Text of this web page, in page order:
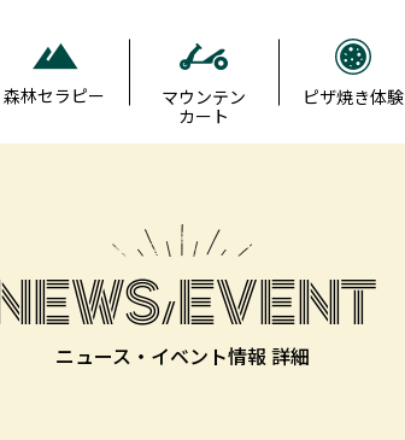
森林セラピー
マウンテン
カート
ピザ焼き体験
NEWS/EVENT
ニュース・イベント情報 詳細